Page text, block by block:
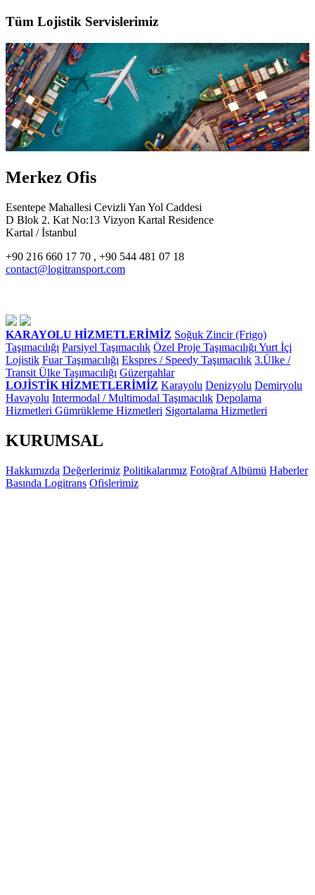
Tüm Lojistik Servislerimiz
Merkez Ofis
Esentepe Mahallesi Cevizli Yan Yol Caddesi
D Blok 2. Kat No:13 Vizyon Kartal Residence
Kartal / İstanbul
+90 216 660 17 70 , +90 544 481 07 18
contact@logitransport.com
KARAYOLU HİZMETLERİMİZ Soğuk Zincir (Frigo)
Taşımacılığı Parsiyel Taşımacılık Özel Proje Taşımacılığı Yurt İçi
Lojistik Fuar Taşımacılığı Ekspres / Speedy Taşımacılık 3.Ülke /
Transit Ülke Taşımacılığı Güzergahlar
LOJİSTİK HİZMETLERİMİZ Karayolu Denizyolu Demiryolu
Havayolu Intermodal / Multimodal Taşımacılık Depolama
Hizmetleri Gümrükleme Hizmetleri Sigortalama Hizmetleri
KURUMSAL
Hakkımızda Değerlerimiz Politikalarımız Fotoğraf Albümü Haberler
Basında Logitrans Ofislerimiz